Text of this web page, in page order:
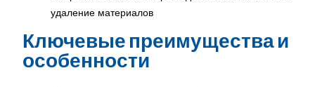
удаление материалов
Ключевые преимущества и
особенности